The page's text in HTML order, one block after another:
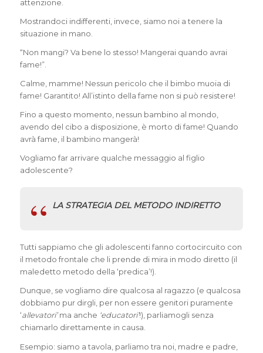
attenzione.
Mostrandoci indifferenti, invece, siamo noi a tenere la
situazione in mano.
“Non mangi? Va bene lo stesso! Mangerai quando avrai
fame!”.
Calme, mamme! Nessun pericolo che il bimbo muoia di
fame! Garantito! All’istinto della fame non si può resistere!
Fino a questo momento, nessun bambino al mondo,
avendo del cibo a disposizione, è morto di fame! Quando
avrà fame, il bambino mangerà!
Vogliamo far arrivare qualche messaggio al figlio
adolescente?
LA STRATEGIA DEL METODO INDIRETTO
Tutti sappiamo che gli adolescenti fanno cortocircuito con
il metodo frontale che li prende di mira in modo diretto (il
maledetto metodo della ‘predica’!).
Dunque, se vogliamo dire qualcosa al ragazzo (e qualcosa
dobbiamo pur dirgli, per non essere genitori puramente
‘allevatori’ ma anche ‘educatori’!), parliamogli senza
chiamarlo direttamente in causa.
Esempio: siamo a tavola, parliamo tra noi, madre e padre,